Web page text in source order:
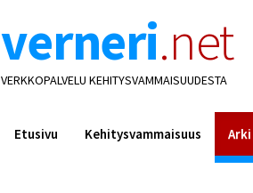
verneri.net
VERKKOPALVELU KEHITYSVAMMAISUUDESTA
Etusivu Kehitysvammaisuus